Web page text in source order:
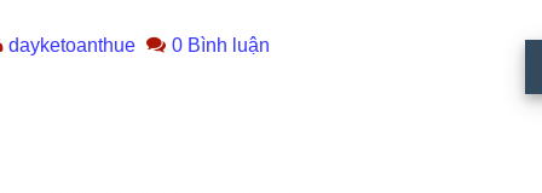
dayketoanthue 0 Bình luận